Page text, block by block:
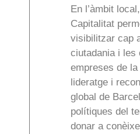
En l’àmbit
Capitalitat
visibilitzar cap
ciutadania i les
empreses de
lideratge i
global de
polítiques del
donar a